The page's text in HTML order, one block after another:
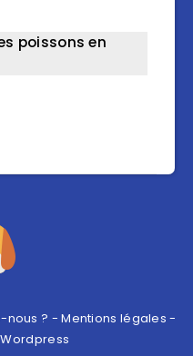
poissons en
nous ? -Mentions légales -
Wordpress